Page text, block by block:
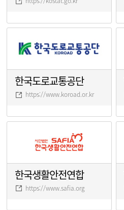
한국도로교통공단
https://www.koroad.or.kr
한국생활안전연합
https://www.safia.org